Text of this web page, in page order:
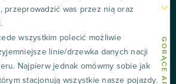
GORĄCE ARTY
przeprowadzić was przez nią oraz
wszystkim polecić możliwie
linie/drzewka danych nacji
Najpierw jednak omówmy sobie jak
stacjonują wszystkie nasze pojazdy.